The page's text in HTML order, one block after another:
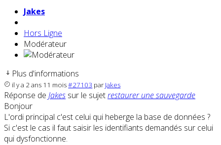
Jakes
Hors Ligne
Modérateur
Plus d'informations
il y a 2 ans 11 mois#27103 par Jakes
Réponse de Jakes sur le sujetrestaurer une sauvegarde
Bonjour
L'ordi principal c'est celui qui heberge la base de données ?
Si c'est le cas il faut saisir les identifiants demandés sur celui
qui dysfonctionne.